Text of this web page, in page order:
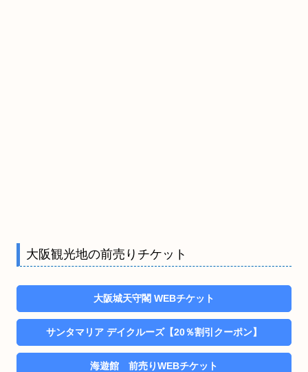
大阪観光地の前売りチケット
大阪城天守閣 WEBチケット
サンタマリア デイクルーズ【20％割引クーポン】
海遊館 前売りWEBチケット